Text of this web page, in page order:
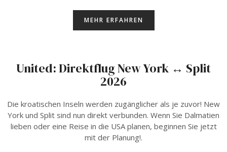
MEHR ERFAHREN
United: Direktflug New York ↔ Split
2026
Die kroatischen Inseln werden zugänglicher als je zuvor! New
York und Split sind nun direkt verbunden. Wenn Sie Dalmatien
lieben oder eine Reise in die USA planen, beginnen Sie jetzt
mit der Planung!.